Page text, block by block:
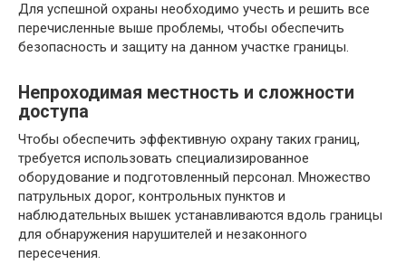
Для успешной охраны необходимо учесть и решить все
перечисленные выше проблемы, чтобы обеспечить
безопасность и защиту на данном участке границы.
Непроходимая местность и сложности
доступа
Чтобы обеспечить эффективную охрану таких границ,
требуется использовать специализированное
оборудование и подготовленный персонал. Множество
патрульных дорог, контрольных пунктов и
наблюдательных вышек устанавливаются вдоль границы
для обнаружения нарушителей и незаконного
пересечения.